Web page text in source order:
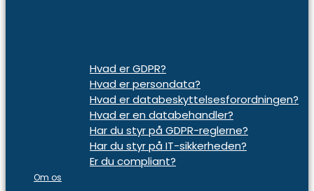
Hvad er GDPR?
Hvad er persondata?
Hvad er databeskyttelsesforordningen?
Hvad er en databehandler?
Har du styr på GDPR-reglerne?
Har du styr på IT-sikkerheden?
Er du compliant?
Om os